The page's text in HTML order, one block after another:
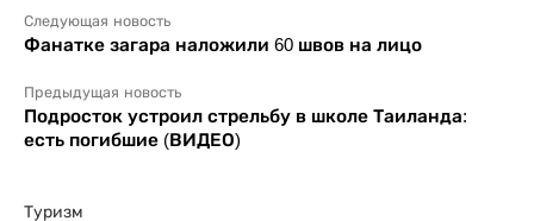
Следующая новость
Фанатке загара наложили 60 швов на лицо
Предыдущая новость
Подросток устроил стрельбу в школе Таиланда:
есть погибшие (ВИДЕО)
Туризм